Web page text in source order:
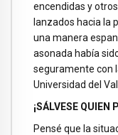
encendidas y
lanzados hacia la
una manera
asonada había
seguramente con
Universidad del
¡SÁLVESE QUIEN
Pensé que la